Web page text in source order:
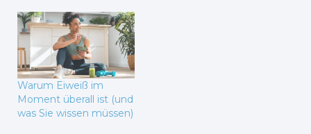
Warum Eiweiß im
Moment überall ist (und
was Sie wissen müssen)